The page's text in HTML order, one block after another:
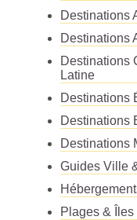
Destinations
Destinations
Destinations
Latine
Destinations
Destinations
Destinations
Guides Ville
Plages &